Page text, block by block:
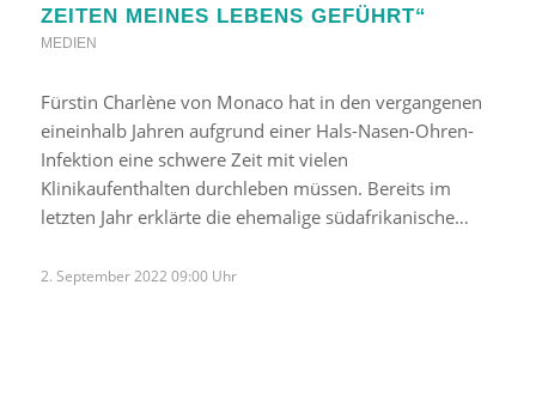
ZEITEN MEINES LEBENS GEFÜHRT“
MEDIEN
Fürstin Charlène von Monaco hat in den vergangenen
eineinhalb Jahren aufgrund einer Hals-Nasen-Ohren-
Infektion eine schwere Zeit mit vielen
Klinikaufenthalten durchleben müssen. Bereits im
letzten Jahr erklärte die ehemalige südafrikanische…
2. September 2022 09:00 Uhr